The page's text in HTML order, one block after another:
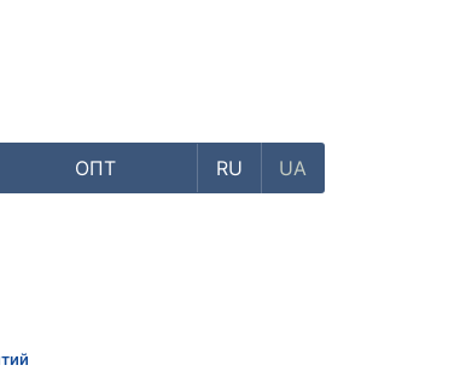
ОПТ RU UA